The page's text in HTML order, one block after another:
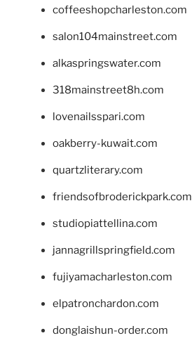
coffeeshopcharleston.com
salon104mainstreet.com
alkaspringswater.com
318mainstreet8h.com
lovenailsspari.com
oakberry-kuwait.com
quartzliterary.com
friendsofbroderickpark.com
studiopiattellina.com
jannagrillspringfield.com
fujiyamacharleston.com
elpatronchardon.com
donglaishun-order.com